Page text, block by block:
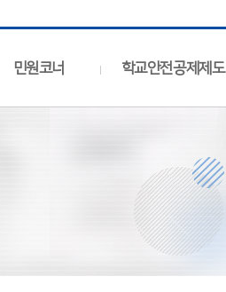
민원코너 학교안전공제제도